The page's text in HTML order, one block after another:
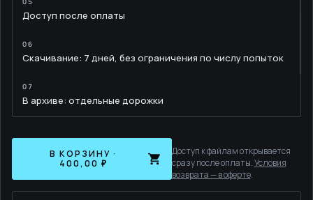
Доступ после оплаты
Скачивание: 7 дней, без ограничения по числу попыток
В архиве: отдельные дорожки
В КОРЗИНУ ·
400,00 ₽
Доступ к файлам открывается
сразу после оплаты.Условия
возврата — в оферте.